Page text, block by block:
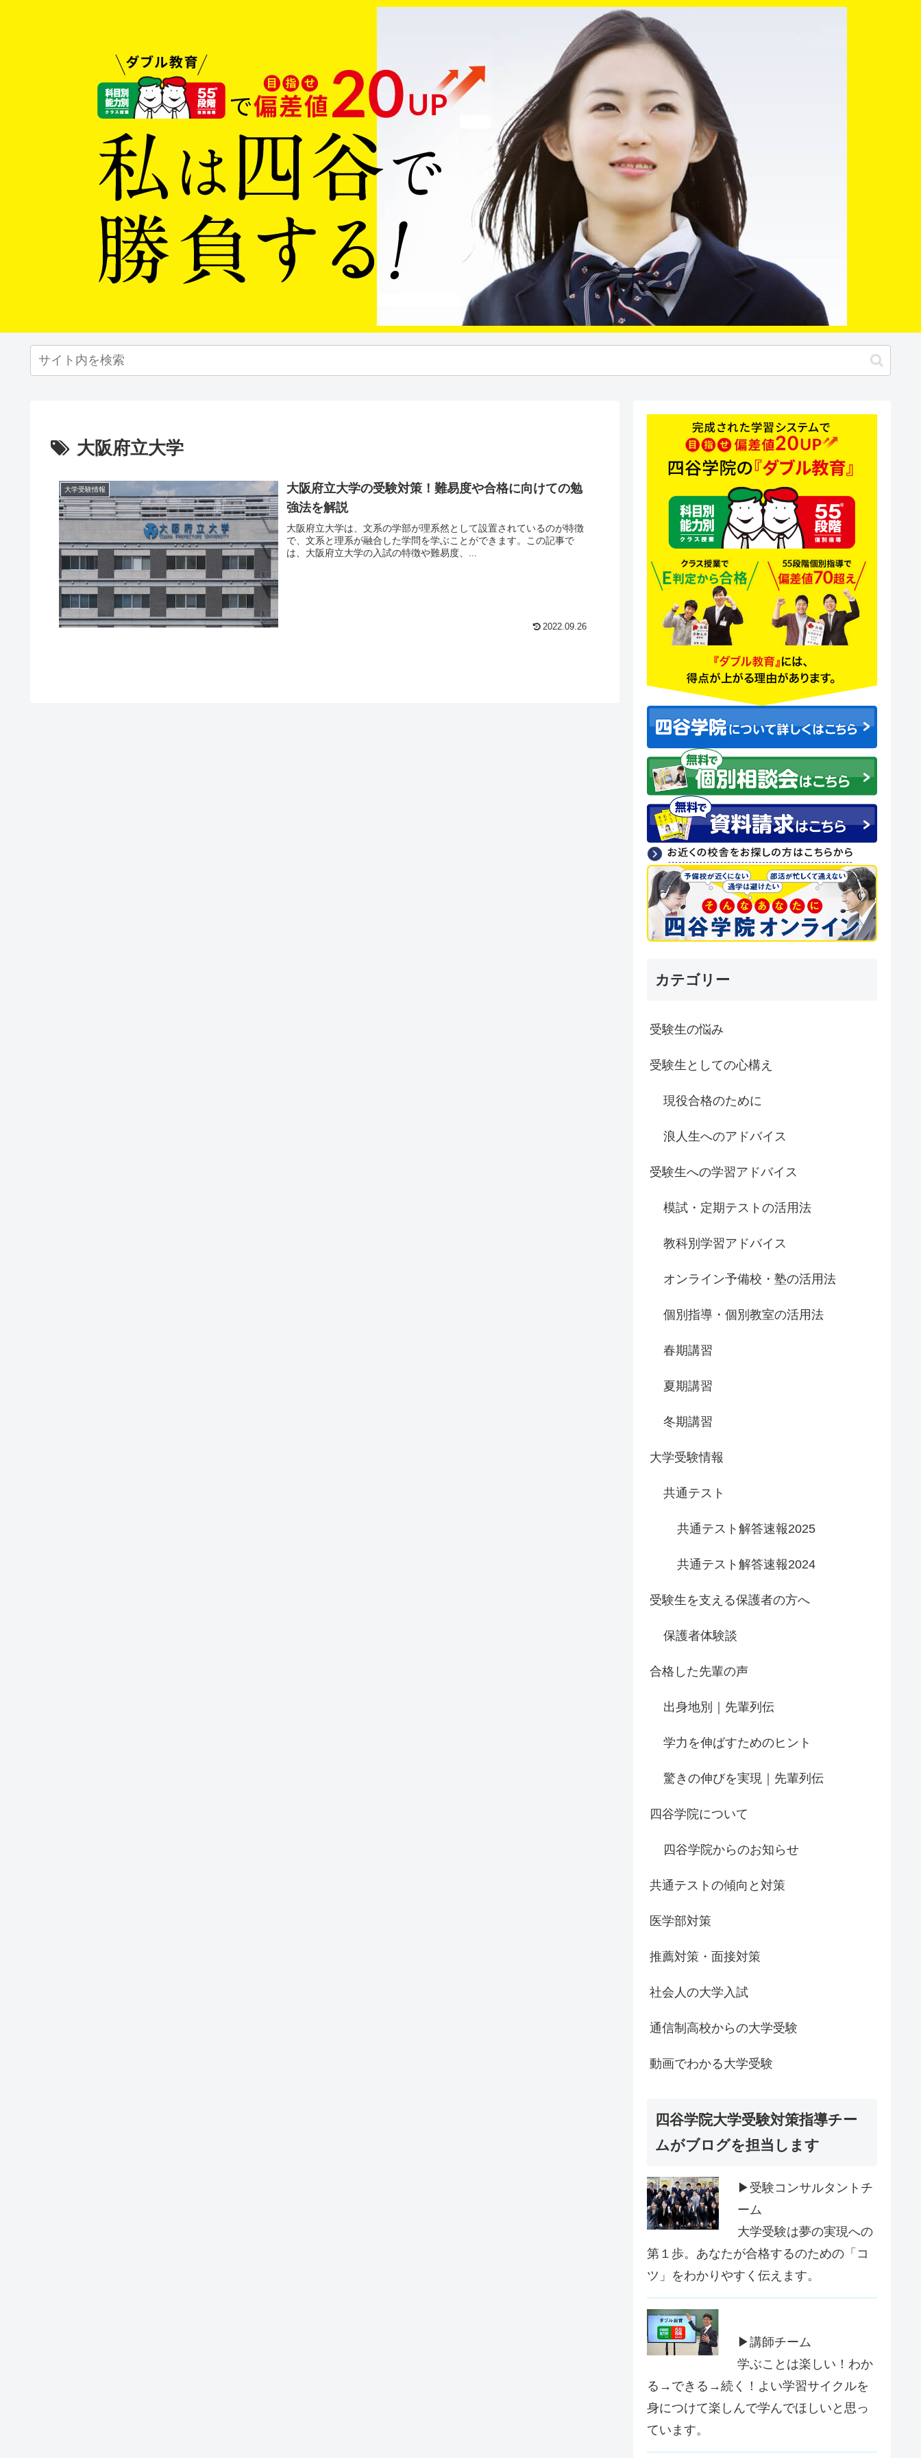
大阪府立大学
大学受験情報
大阪府立大学の受験対策！難易度や合格に向けての勉
強法を解説
大阪府立大学は、文系の学部が理系然として設置されているのが特徴
で、文系と理系が融合した学問を学ぶことができます。この記事で
は、大阪府立大学の入試の特徴や難易度、...
2022.09.26
カテゴリー
受験生の悩み
受験生としての心構え
現役合格のために
浪人生へのアドバイス
受験生への学習アドバイス
模試・定期テストの活用法
教科別学習アドバイス
オンライン予備校・塾の活用法
個別指導・個別教室の活用法
春期講習
夏期講習
冬期講習
大学受験情報
共通テスト
共通テスト解答速報2025
共通テスト解答速報2024
受験生を支える保護者の方へ
保護者体験談
合格した先輩の声
出身地別｜先輩列伝
学力を伸ばすためのヒント
驚きの伸びを実現｜先輩列伝
四谷学院について
四谷学院からのお知らせ
共通テストの傾向と対策
医学部対策
推薦対策・面接対策
社会人の大学入試
通信制高校からの大学受験
動画でわかる大学受験
四谷学院大学受験対策指導チー
ムがブログを担当します
▶受験コンサルタントチ
ーム
大学受験は夢の実現への
第１歩。あなたが合格するのための「コ
ツ」をわかりやすく伝えます。
▶講師チーム
学ぶことは楽しい！わか
る→できる→続く！よい学習サイクルを
身につけて楽しんで学んでほしいと思っ
ています。